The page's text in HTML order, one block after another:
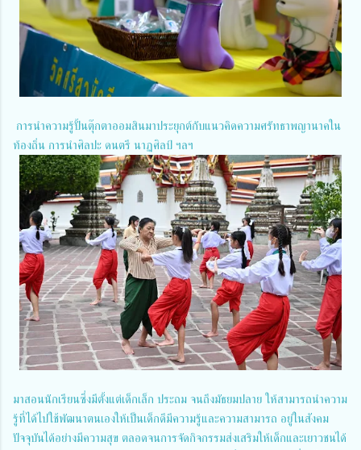
การนำความรู้ปั้นตุ๊กตาออมสินมาประยุกต์กับแนวคิดความศรัทธาพญานาคใน
ท้องถิ่น การนำศิลปะ ดนตรี นาฏศิลป์ ฯลฯ
มาสอนนักเรียนซึ่งมีตั้งแต่เด็กเล็ก ประถม จนถึงมัธยมปลาย ให้สามารถนำความ
รู้ที่ได้ไปใช้พัฒนาตนเองให้เป็นเด็กดีมีความรู้และความสามารถ อยู่ในสังคม
ปัจจุบันได้อย่างมีความสุข ตลอดจนการจัดกิจกรรมส่งเสริมให้เด็กและเยาวชนได้